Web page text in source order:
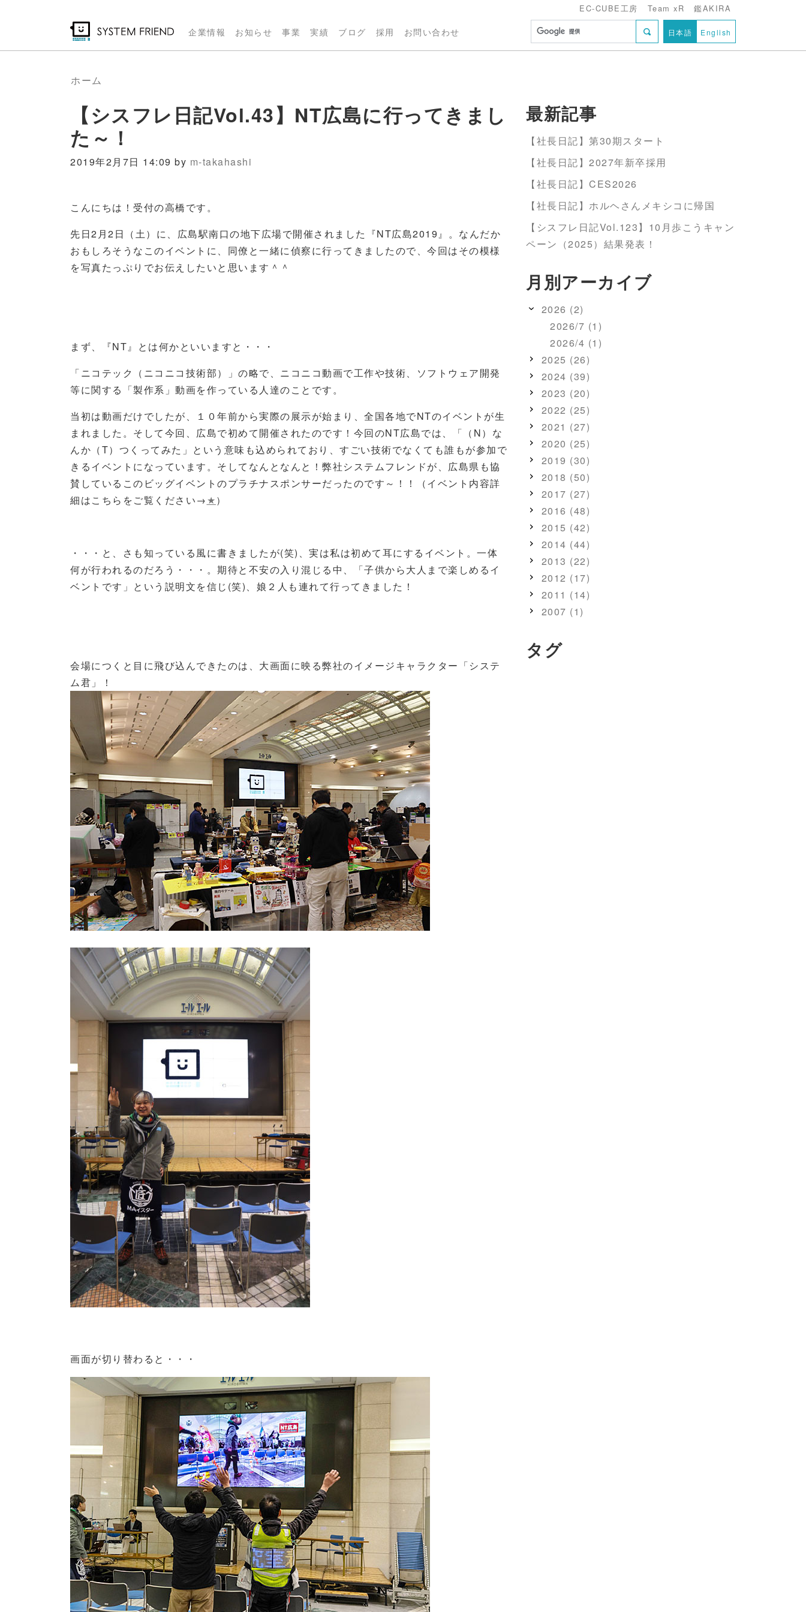
EC-CUBE工房 Team xR 鑑AKIRA
企業情報 お知らせ 事業 実績 ブログ 採用 お問い合わせ 日本語 English
ホーム
【シスフレ日記Vol.43】NT広島に行ってきまし
た～！
2019年2月7日 14:09 by m-takahashi
こんにちは！受付の高橋です。
先日2月2日（土）に、広島駅南口の地下広場で開催されました『NT広島2019』。なんだか
おもしろそうなこのイベントに、同僚と一緒に偵察に行ってきましたので、今回はその模様
を写真たっぷりでお伝えしたいと思います＾＾
まず、『NT』とは何かといいますと・・・
「ニコテック（ニコニコ技術部）」の略で、ニコニコ動画で工作や技術、ソフトウェア開発
等に関する「製作系」動画を作っている人達のことです。
当初は動画だけでしたが、１０年前から実際の展示が始まり、全国各地でNTのイベントが生
まれました。そして今回、広島で初めて開催されたのです！今回のNT広島では、「（ N）な
んか（T）つくってみた」という意味も込められており、すごい技術でなくても誰もが参加で
きるイベントになっています。そしてなんとなんと！弊社システムフレンドが、広島県も協
賛しているこのビッグイベントのプラチナスポンサーだったのです～！！（イベント内容詳
細はこちらをご覧ください→★）
・・・と、さも知っている風に書きましたが(笑) 、実は私は初めて耳にするイベント。一体
何が行われるのだろう・・・。期待と不安の入り混じる中、「子供から大人まで楽しめるイ
ベントです」という説明文を信じ (笑)、娘２人も連れて行ってきました！
会場につくと目に飛び込んできたのは、大画面に映る弊社のイメージキャラクター「システ
ム君」！
画面が切り替わると・・・
最新記事
【社長日記】第30期スタート
【社長日記】2027年新卒採用
【社長日記】CES2026
【社長日記】ホルヘさんメキシコに帰国
【シスフレ日記Vol.123】10月歩こうキャン
ペーン（2025）結果発表！
月別アーカイブ
2026 (2)
2026/7 (1)
2026/4 (1)
2025 (26)
2024 (39)
2023 (20)
2022 (25)
2021 (27)
2020 (25)
2019 (30)
2018 (50)
2017 (27)
2016 (48)
2015 (42)
2014 (44)
2013 (22)
2012 (17)
2011 (14)
2007 (1)
タグ